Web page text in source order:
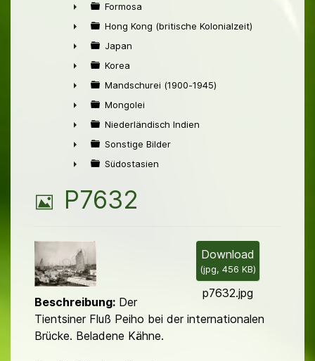
►
►
Formosa
►
Hong Kong (britische Kolonialzeit)
►
Japan
►
Korea
►
Mandschurei (1900-1945)
►
Mongolei
►
Niederländisch Indien
►
Sonstige Bilder
Südostasien
B
l
d
P7632
Download
(jpg, 456 KB)
p7632.jpg
Beschreibung: Der
Tientsiner Fluß Peiho bei der internationalen
Brücke. Beladene Kähne.